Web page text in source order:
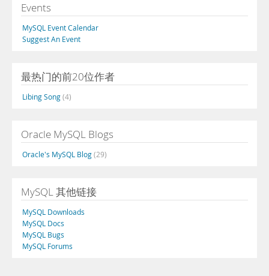
Events
MySQL Event Calendar
Suggest An Event
最热门的前20位作者
Libing Song(4)
Oracle MySQL Blogs
Oracle's MySQL Blog(29)
MySQL 其他链接
MySQL Downloads
MySQL Docs
MySQL Bugs
MySQL Forums